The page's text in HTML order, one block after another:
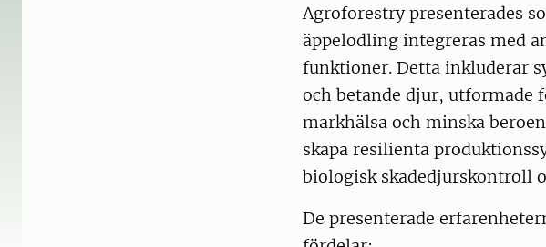
Agroforestry presenterades
äppelodling integreras med
funktioner. Detta inkluderar
och betande djur, utformade
markhälsa och minska
skapa resilienta
biologisk skadedjurskontroll
De presenterade